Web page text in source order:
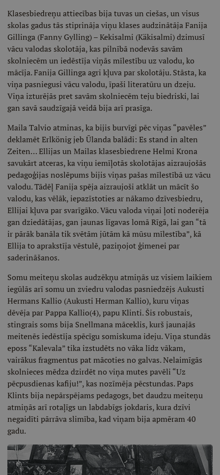
Klasesbiedreņu attiecības bija tuvas un ciešas, un visus
skolas gadus tās stiprināja viņu klases audzinātāja Fanija
Gillinga (Fanny Gylling) – Kekisalmi (Käkisalmi) dzimusī
vācu valodas skolotāja, kas pilnībā nodevās savām
skolniecēm un iedēstīja viņās mīlestību uz valodu, ko
mācīja. Fanija Gillinga agri kļuva par skolotāju. Stāsta, ka
viņa pasniegusi vācu valodu, īpaši literatūru un dzeju.
Viņa izturējās pret savām skolniecēm teju biedriski, lai
gan savā saudzīgajā veidā bija arī prasīga.
Maila Talvio atminas, ka bijis burvīgi pēc viņas “pavēles”
deklamēt Erlkönig jeb Ūlanda balādi: Es stand in alten
Zeiten… Ellijas un Mailas klasesbiedrene Helmi Krona
savukārt atceras, ka viņu iemīļotās skolotājas aizraujošās
pedagoģijas noslēpums bijis viņas pašas mīlestībā uz vācu
valodu. Tādēļ Fanija spēja aizraujoši atklāt un mācīt šo
valodu, kas vēlāk, iepazīstoties ar nākamo dzīvesbiedru,
Ellijai kļuva par svarīgāko. Vācu valoda viņai ļoti noderēja
gan dziedātājas, gan jaunas līgavas lomā Rīgā, lai gan “tā
ir pārāk banāla tik svētām jūtām kā mūsu mīlestība”, kā
Ellija to aprakstīja vēstulē, paziņojot ģimenei par
saderināšanos.
Somu meiteņu skolas audzēkņu atmiņās uz visiem laikiem
iegūlās arī somu un zviedru valodas pasniedzējs Aukusti
Hermans Kallio (Aukusti Herman Kallio), kuru viņas
dēvēja par Pappa Kallio(4), papu Klinti. Šis robustais,
stingrais soms bija Snellmana māceklis, kurš jaunajās
meitenēs iedēstīja spēcīgu somiskuma ideju. Viņa stundās
eposs “Kalevala” tika izstudēts no vāka līdz vākam,
vairākus fragmentus pat mācoties no galvas. Nelaimīgās
skolnieces mēdza dzirdēt no viņa mutes pavēli “Uz
pēcpusdienas kafiju!”, kas nozīmēja pēcstundas. Paps
Klints bija nepārspējams pedagogs, bet daudzu meiteņu
atmiņās arī rotaļīgs un labdabīgs jokdaris, kura dzīvi
negaidīti pārrāva slimība, kad viņam bija apmēram 40
gadu.